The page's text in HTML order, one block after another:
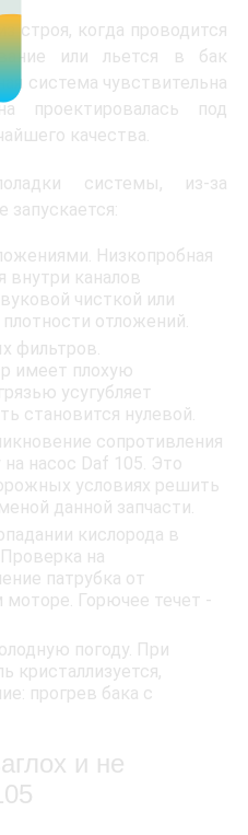
строя, когда проводится
или льется в бак
система чувствительна
проектировалась под
качества.
системы, из-за
запускается:
Низкопробная
внутри каналов
чисткой или
отложений.
фильтров.
имеет плохую
усугубляет
становится нулевой.
сопротивления
насос Daf 105. Это
условиях решить
данной запчасти.
кислорода в
на
патрубка от
Горючее течет -
погоду. При
кристаллизуется,
прогрев бака с
и не